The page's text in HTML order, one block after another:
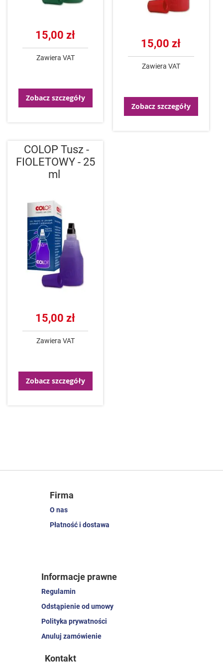
15,00 zł
Zawiera VAT
Zobacz szczegóły
15,00 zł
Zawiera VAT
Zobacz szczegóły
COLOP Tusz -
FIOLETOWY - 25
ml
15,00 zł
Zawiera VAT
Zobacz szczegóły
Firma
O nas
Płatność i dostawa
Informacje prawne
Regulamin
Odstąpienie od umowy
Polityka prywatności
Anuluj zamówienie
Kontakt